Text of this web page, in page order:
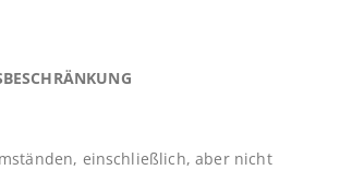
einschließlich, aber nicht